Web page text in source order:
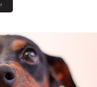
hikâyesi, köpeklerle
eşsiz bağı gözler önüne